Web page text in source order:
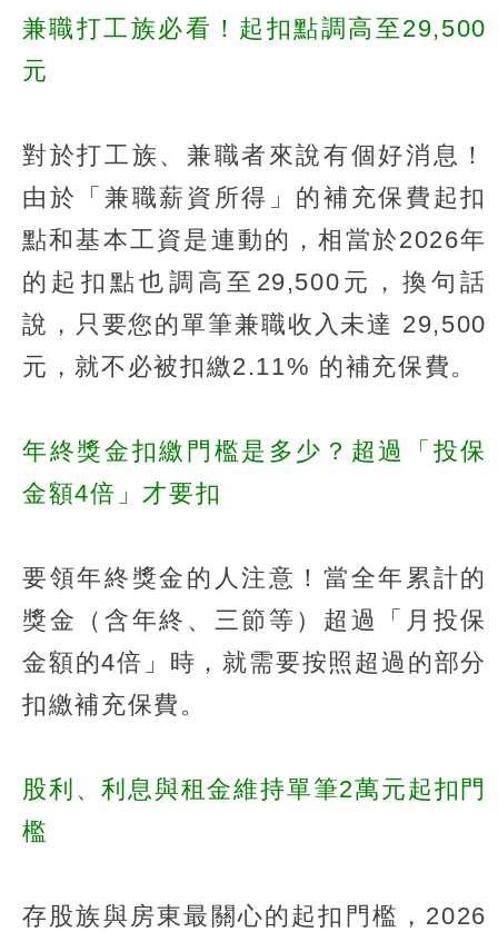
兼職打工族必看！起扣點調高至29,500
元
對於打工族、兼職者來說有個好消息！
由於「兼職薪資所得」的補充保費起扣
點和基本工資是連動的，相當於2026年
的起扣點也調高至29,500元，換句話
說，只要您的單筆兼職收入未達 29,500
元，就不必被扣繳2.11% 的補充保費。
年終獎金扣繳門檻是多少？超過「投保
金額4倍」才要扣
要領年終獎金的人注意！當全年累計的
獎金（含年終、三節等）超過「月投保
金額的4倍」時，就需要按照超過的部分
扣繳補充保費。
股利、利息與租金維持單筆2萬元起扣門
檻
存股族與房東最關心的起扣門檻，2026